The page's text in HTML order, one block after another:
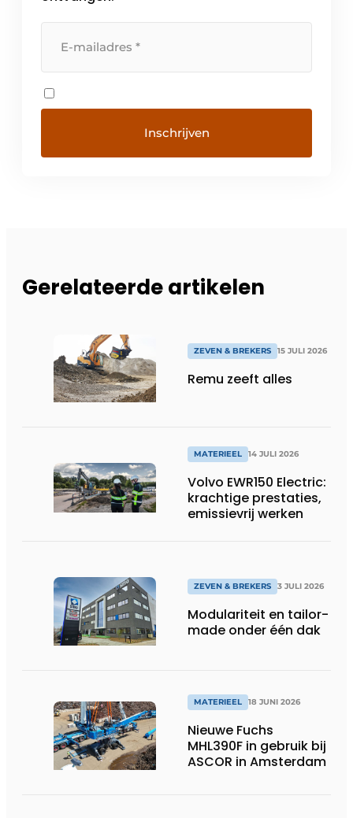
Gerelateerde artikelen
ZEVEN & BREKERS 15 JULI 2026
Remu zeeft alles
MATERIEEL 14 JULI 2026
Volvo EWR150 Electric:
krachtige prestaties,
emissievrij werken
ZEVEN & BREKERS 3 JULI 2026
Modulariteit en tailor-
made onder één dak
MATERIEEL 18 JUNI 2026
Nieuwe Fuchs
MHL390F in gebruik bij
ASCOR in Amsterdam